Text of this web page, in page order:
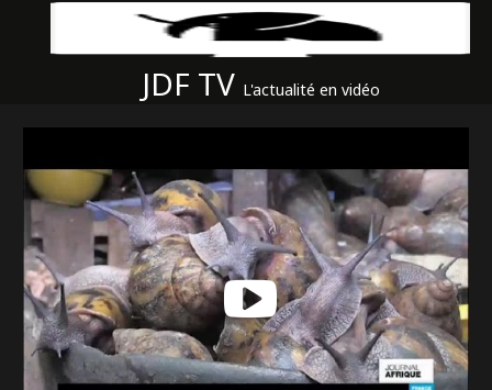
JDF TV L'actualité en vidéo